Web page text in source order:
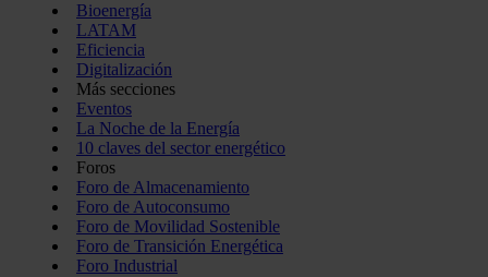
Bioenergía
LATAM
Eficiencia
Digitalización
Más secciones
Eventos
La Noche de la Energía
10 claves del sector energético
Foros
Foro de Almacenamiento
Foro de Autoconsumo
Foro de Movilidad Sostenible
Foro de Transición Energética
Foro Industrial